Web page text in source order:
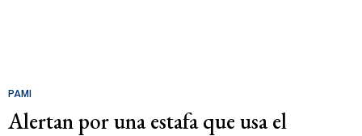
PAMI
Alertan por una estafa que usa el